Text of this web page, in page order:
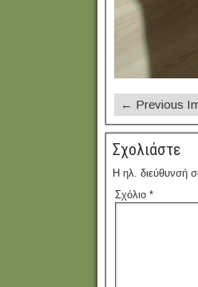
← Previous
Σχολιάστε
Η ηλ. διεύθυνσή
Σχόλιο *